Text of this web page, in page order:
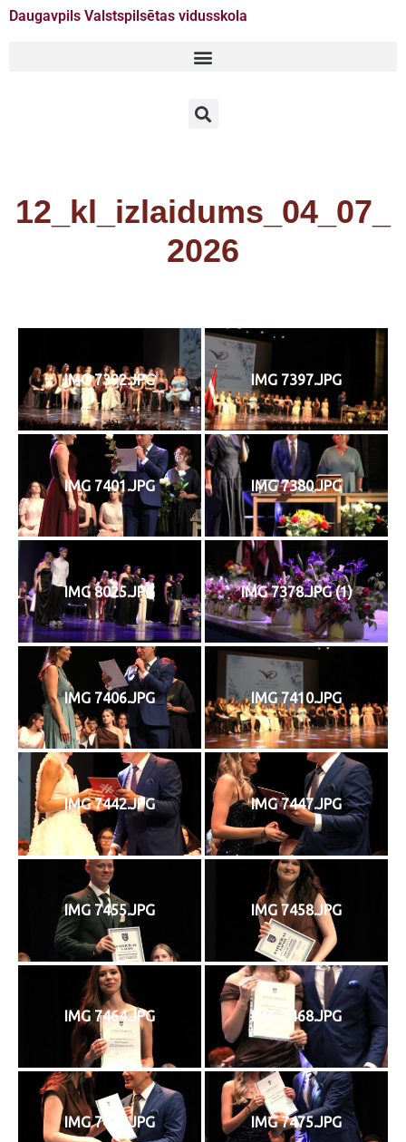
Daugavpils Valstspilsētas vidusskola
12_kl_izlaidums_04_07_
2026
IMG 7392.JPG IMG 7397.JPG
IMG 7401.JPG IMG 7380.JPG
IMG 8025.JPG IMG 7378.JPG (1)
IMG 7406.JPG IMG 7410.JPG
IMG 7442.JPG IMG 7447.JPG
IMG 7455.JPG IMG 7458.JPG
IMG 7464.JPG IMG 7468.JPG
IMG 7471.JPG IMG 7475.JPG